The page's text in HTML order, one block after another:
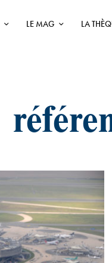
LE MAG LA